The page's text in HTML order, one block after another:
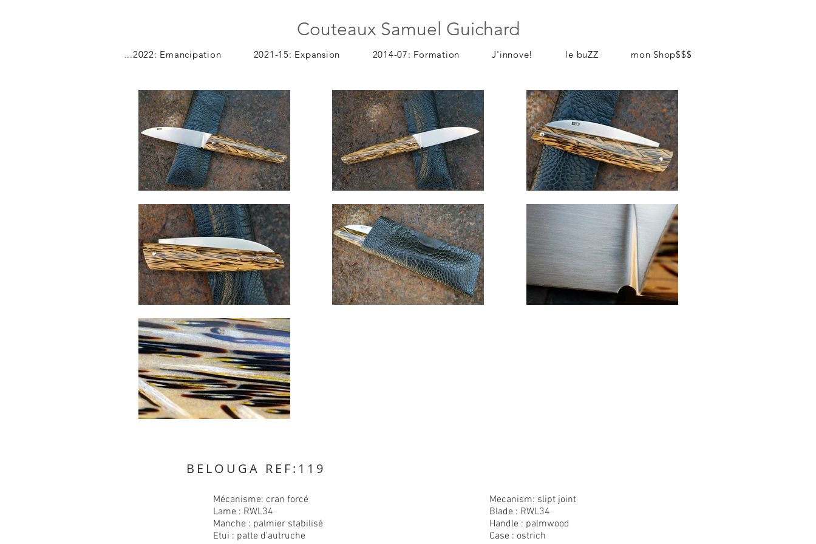
Couteaux Samuel Guichard
...2022: Emancipation 2021-15: Expansion 2014-07: Formation J'innove! le buZZ mon Shop$$$
BELOUGA REF:119
Mécanisme: cran forcé
Lame : RWL34
Manche : palmier stabilisé
Etui : patte d'autruche
Mecanism: slipt joint
Blade : RWL34
Handle : palmwood
Case : ostrich